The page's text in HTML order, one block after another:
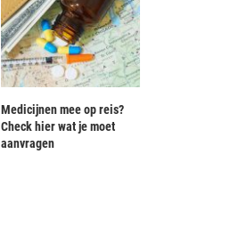
Medicijnen mee op reis?
Check hier wat je moet
aanvragen